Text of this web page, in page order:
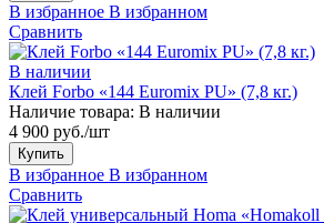
В избранное В избранном
Сравнить
В наличии
Клей Forbo «144 Euromix PU» (7,8 кг.)
Наличие товара: В наличии
4 900 руб./шт
Купить
В избранное В избранном
Сравнить